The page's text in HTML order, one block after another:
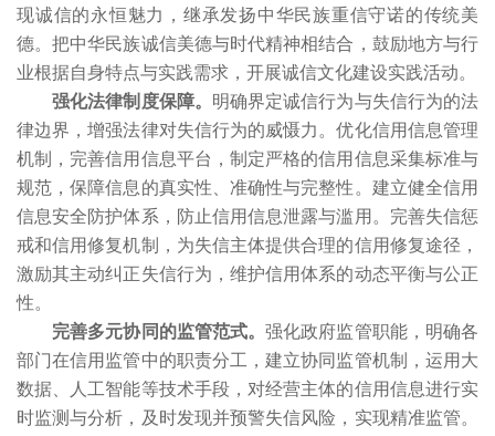
现诚信的永恒魅力，继承发扬中华民族重信守诺的传统美
德。把中华民族诚信美德与时代精神相结合，鼓励地方与行
业根据自身特点与实践需求，开展诚信文化建设实践活动。
强化法律制度保障。 明确界定诚信行为与失信行为的法
律边界，增强法律对失信行为的威慑力。优化信用信息管理
机制，完善信用信息平台，制定严格的信用信息采集标准与
规范，保障信息的真实性、准确性与完整性。建立健全信用
信息安全防护体系，防止信用信息泄露与滥用。完善失信惩
戒和信用修复机制，为失信主体提供合理的信用修复途径，
激励其主动纠正失信行为，维护信用体系的动态平衡与公正
性。
完善多元协同的监管范式。强化政府监管职能，明确各
部门在信用监管中的职责分工，建立协同监管机制，运用大
数据、人工智能等技术手段，对经营主体的信用信息进行实
时监测与分析，及时发现并预警失信风险，实现精准监管。